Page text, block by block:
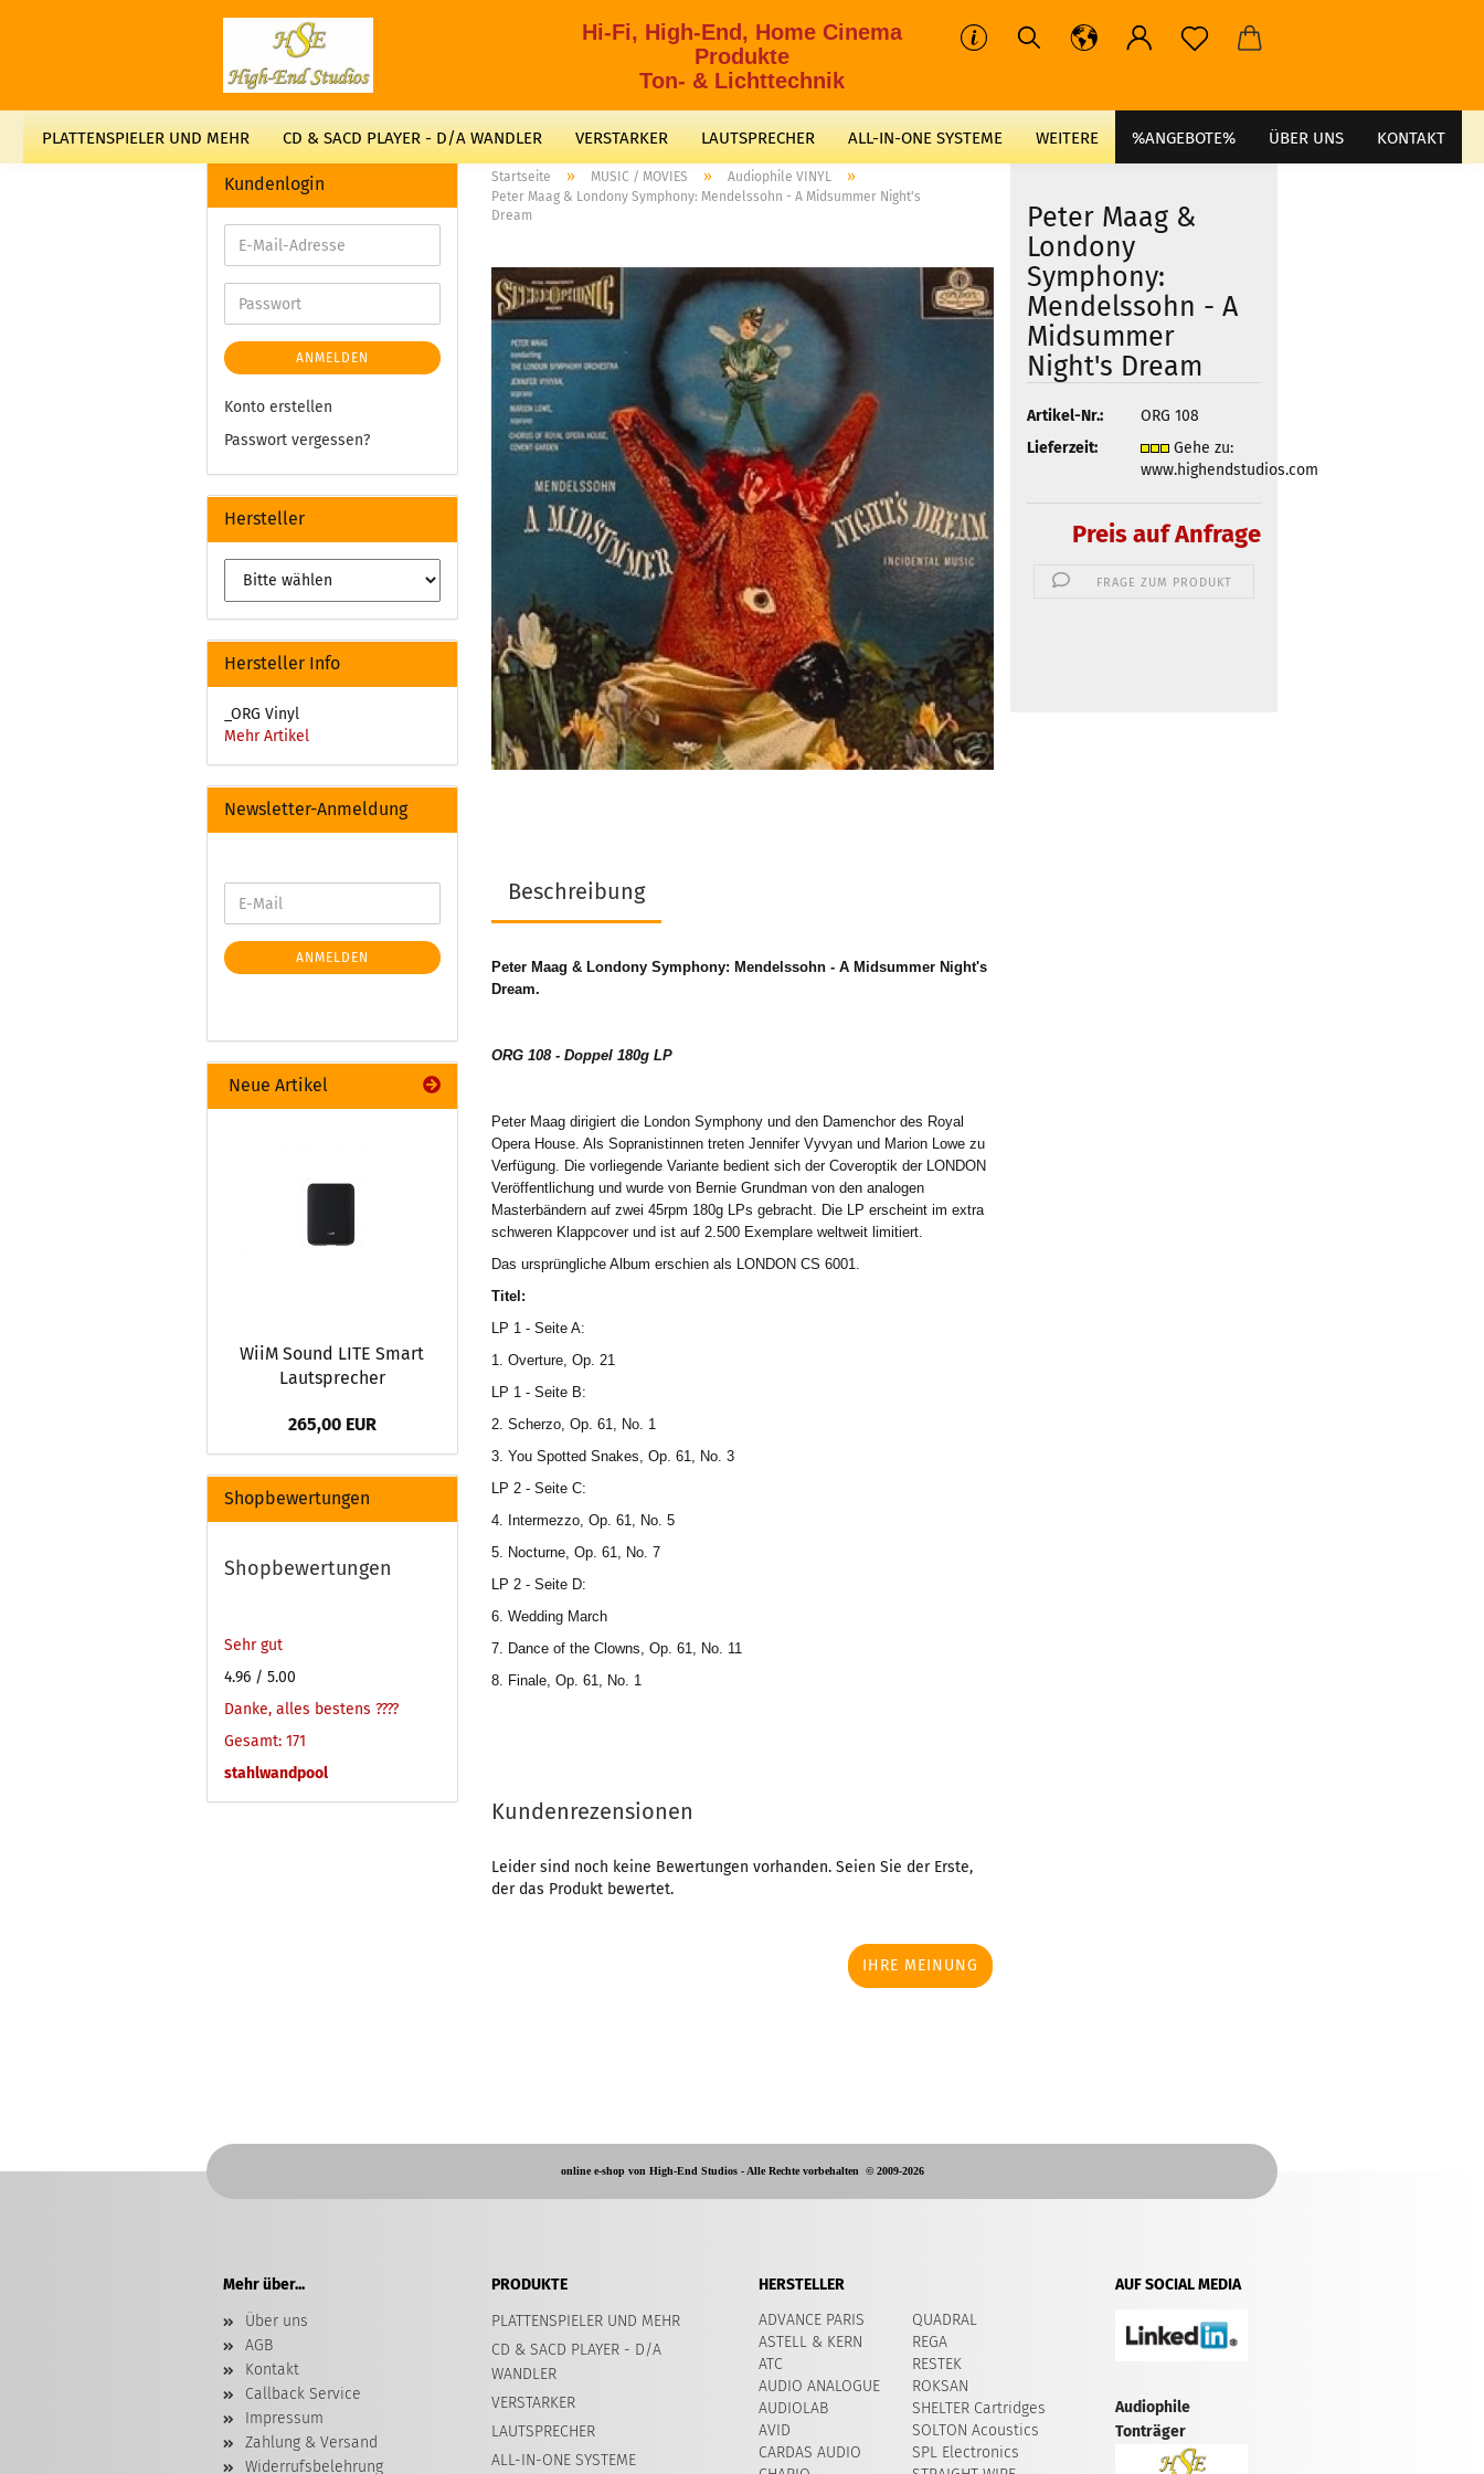
Hi-Fi, High-End, Home Cinema
Produkte
Ton- & Lichttechnik
PLATTENSPIELER UND MEHR CD & SACD PLAYER - D/A WANDLER VERSTARKER LAUTSPRECHER ALL-IN-ONE SYSTEME %ANGEBOTE% ÜBER UNS KONTAKT
WEITERE
Startseite » MUSIC / MOVIES » Audiophile VINYL »
Peter Maag & Londony Symphony: Mendelssohn - A Midsummer Night's
Dream
Peter Maag &
Londony
Symphony:
Mendelssohn - A
Midsummer
Night's Dream
Artikel-Nr.:
ORG 108
Lieferzeit:
Gehe zu:
www.highendstudios.com
Preis auf Anfrage
FRAGE ZUM PRODUKT
Beschreibung
Peter Maag & Londony Symphony: Mendelssohn - A Midsummer Night's
Dream.
ORG 108 - Doppel 180g LP
Peter Maag dirigiert die London Symphony und den Damenchor des Royal
Opera House. Als Sopranistinnen treten Jennifer Vyvyan und Marion Lowe zu
Verfügung. Die vorliegende Variante bedient sich der Coveroptik der LONDON
Veröffentlichung und wurde von Bernie Grundman von den analogen
Masterbändern auf zwei 45rpm 180g LPs gebracht. Die LP erscheint im extra
schweren Klappcover und ist auf 2.500 Exemplare weltweit limitiert.
Das ursprüngliche Album erschien als LONDON CS 6001.
Titel:
LP 1 - Seite A:
1. Overture, Op. 21
LP 1 - Seite B:
2. Scherzo, Op. 61, No. 1
3. You Spotted Snakes, Op. 61, No. 3
LP 2 - Seite C:
4. Intermezzo, Op. 61, No. 5
5. Nocturne, Op. 61, No. 7
LP 2 - Seite D:
6. Wedding March
7. Dance of the Clowns, Op. 61, No. 11
8. Finale, Op. 61, No. 1
Kundenrezensionen
Leider sind noch keine Bewertungen vorhanden. Seien Sie der Erste,
der das Produkt bewertet.
IHRE MEINUNG
Kundenlogin
ANMELDEN
Konto erstellen
Passwort vergessen?
Hersteller
Hersteller Info
_ORG Vinyl
Mehr Artikel
Newsletter-Anmeldung
ANMELDEN
Neue Artikel
WiiM Sound LITE Smart
Lautsprecher
265,00 EUR
Shopbewertungen
Shopbewertungen
Sehr gut
4.96 / 5.00
Danke, alles bestens ????
Gesamt: 171
stahlwandpool
online e-shop von High-End Studios - Alle Rechte vorbehalten © 2009-2026
Mehr über...
Über uns
AGB
Kontakt
Callback Service
Impressum
Zahlung & Versand
Widerrufsbelehrung
PRODUKTE
PLATTENSPIELER UND MEHR
CD & SACD PLAYER - D/A
WANDLER
VERSTARKER
LAUTSPRECHER
ALL-IN-ONE SYSTEME
HERSTELLER
ADVANCE PARIS
ASTELL & KERN
ATC
AUDIO ANALOGUE
AUDIOLAB
AVID
CARDAS AUDIO
QUADRAL
REGA
RESTEK
ROKSAN
SHELTER Cartridges
SOLTON Acoustics
SPL Electronics
AUF SOCIAL MEDIA
Audiophile
Tonträger